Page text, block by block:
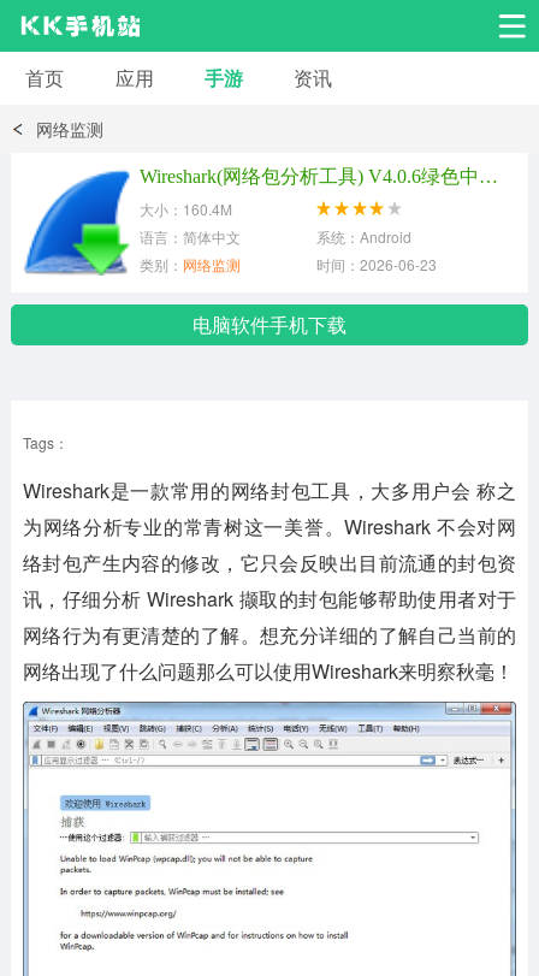
安卓应用
小说漫画
安卓其它
首页 应用 手游 资讯
网络监测
Wireshark(网络包分析工具) V4.0.6绿色中文版
大小：160.4M
语言：简体中文
系统：Android
类别： 网络监测 时间：2026-06-23
电脑软件手机下载
Tags：
Wireshark是一款常用的网络封包工具，大多用户会 称之
为网络分析专业的常青树这一美誉。Wireshark 不会对网
络封包产生内容的修改，它只会反映出目前流通的封包资
讯，仔细分析 Wireshark 撷取的封包能够帮助使用者对于
网络行为有更清楚的了解。想充分详细的了解自己当前的
网络出现了什么问题那么可以使用Wireshark来明察秋毫！